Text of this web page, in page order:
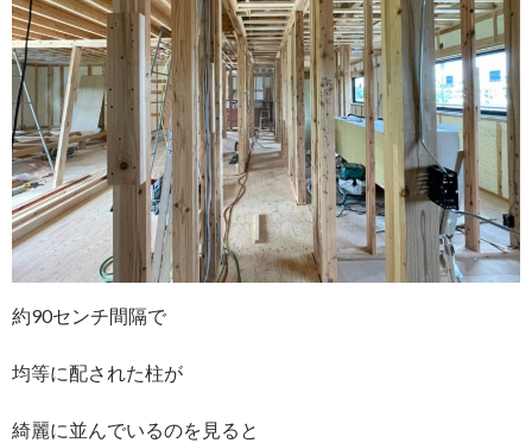
約90センチ間隔で
均等に配された柱が
綺麗に並んでいるのを見ると